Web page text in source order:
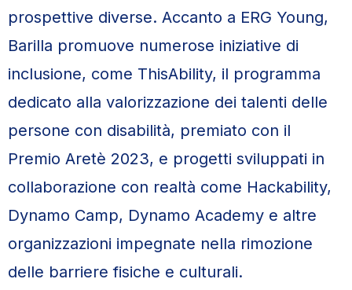
prospettive diverse. Accanto a ERG Young,
Barilla promuove numerose iniziative di
inclusione, come ThisAbility, il programma
dedicato alla valorizzazione dei talenti delle
persone con disabilità, premiato con il
Premio Aretè 2023, e progetti sviluppati in
collaborazione con realtà come Hackability,
Dynamo Camp, Dynamo Academy e altre
organizzazioni impegnate nella rimozione
delle barriere fisiche e culturali.